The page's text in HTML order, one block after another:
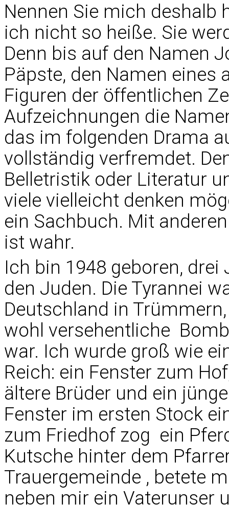
Nennen Sie mich deshalb
ich nicht so heiße. Sie
Denn bis auf den Namen
Päpste, den Namen eines
Figuren der öffentlichen
Aufzeichnungen die
das im folgenden Drama
vollständig verfremdet.
Belletristik oder Literatur
viele vielleicht denken
ein Sachbuch. Mit
ist wahr.
Ich bin 1948 geboren,
den Juden. Die Tyrannei
Deutschland in
wohl versehentliche 
war. Ich wurde groß wie
Reich: ein Fenster zum
ältere Brüder und ein
Fenster im ersten Stock
zum Friedhof zog  ein
Kutsche hinter dem
Trauergemeinde , betete
neben mir ein Vaterunser